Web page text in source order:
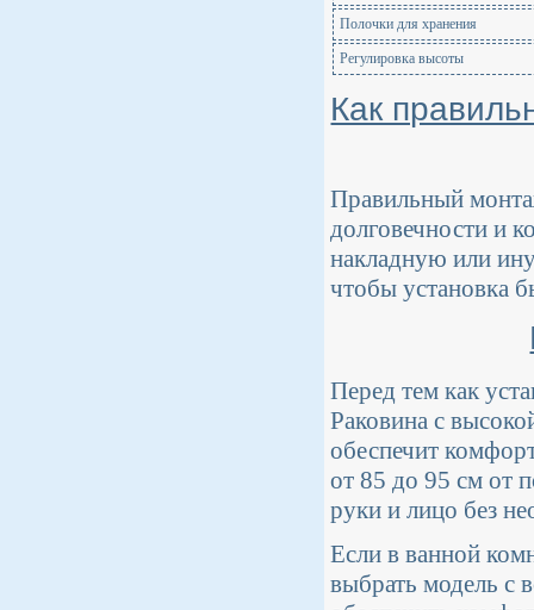
Полочки для хранения
Регулировка высоты
Как
Правильный
долговечности и
накладную или
чтобы установка
Перед тем как
Раковина с
обеспечит
от 85 до 95 см от
руки и лицо без
Если в ванной
выбрать модель с